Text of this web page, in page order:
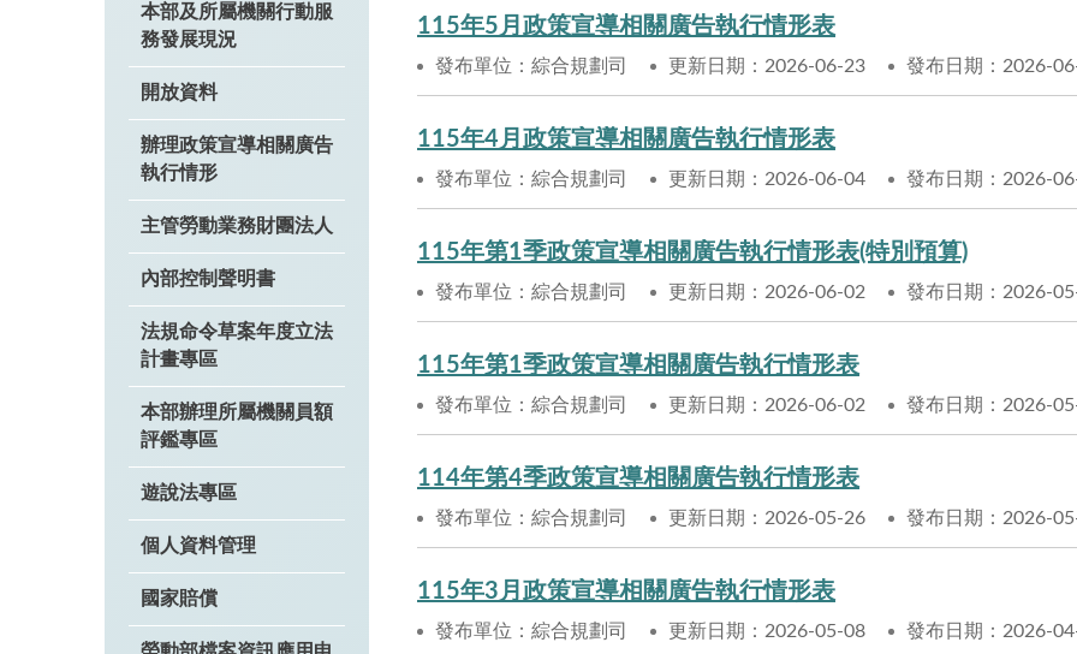
本部及所屬機關行動服
務發展現況
開放資料
辦理政策宣導相關廣告
執行情形
主管勞動業務財團法人
內部控制聲明書
法規命令草案年度立法
計畫專區
本部辦理所屬機關員額
評鑑專區
遊說法專區
個人資料管理
國家賠償
115年5月政策宣導相關廣告執行情形表
發布單位：綜合規劃司 更新日期：2026-06-23 發布日期：2026-
115年4月政策宣導相關廣告執行情形表
發布單位：綜合規劃司 更新日期：2026-06-04 發布日期：2026-
115年第1季政策宣導相關廣告執行情形表(特別預算)
發布單位：綜合規劃司 更新日期：2026-06-02 發布日期：2026-
115年第1季政策宣導相關廣告執行情形表
發布單位：綜合規劃司 更新日期：2026-06-02 發布日期：2026-
114年第4季政策宣導相關廣告執行情形表
發布單位：綜合規劃司 更新日期：2026-05-26 發布日期：2026-
115年3月政策宣導相關廣告執行情形表
發布單位：綜合規劃司 更新日期：2026-05-08 發布日期：2026-